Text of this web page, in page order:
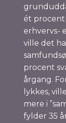
ét
erhvervs-
ville det
procent
årgang.
lykkes,
mere i
fylder 35